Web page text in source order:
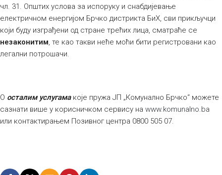
чл. 31. Општих услова за испоруку и снабдијевање
електричном енергијом Брчко дистрикта БиХ, сви прикључци
који буду изграђени од стране трећих лица, сматраће се
незаконитим, те као такви неће моћи бити регистровани као
легални потрошачи.
О осталим услугамакоје пружа ЈП „Комунално Брчко“ можете
сазнати више у корисничком сервису на www.komunalno.ba
или контактирањем Позивног центра 0800 505 07.